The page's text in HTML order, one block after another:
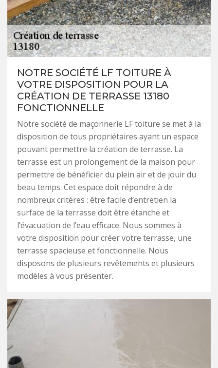
NOTRE SOCIÉTÉ LF TOITURE À
VOTRE DISPOSITION POUR LA
CRÉATION DE TERRASSE 13180
FONCTIONNELLE
Notre société de maçonnerie LF toiture se met à la
disposition de tous propriétaires ayant un espace
pouvant permettre la création de terrasse. La
terrasse est un prolongement de la maison pour
permettre de bénéficier du plein air et de jouir du
beau temps. Cet espace doit répondre à de
nombreux critères : être facile d’entretien la
surface de la terrasse doit être étanche et
l’évacuation de l’eau efficace. Nous sommes à
votre disposition pour créer votre terrasse, une
terrasse spacieuse et fonctionnelle. Nous
disposons de plusieurs revêtements et plusieurs
modèles à vous présenter.